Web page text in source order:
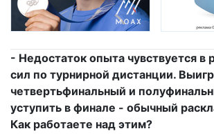
- Недостаток опыта чувствуется в
сил по турнирной дистанции.
четвертьфинальный и
уступить в финале - обычный
Как работаете над этим?